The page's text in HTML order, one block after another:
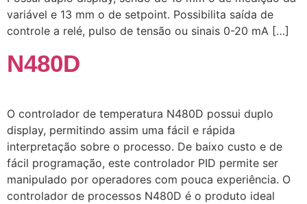
variável e 13 mm o de setpoint. Possibilita saída de
controle a relé, pulso de tensão ou sinais 0-20 mA […]
N480D
O controlador de temperatura N480D possui duplo
display, permitindo assim uma fácil e rápida
interpretação sobre o processo. De baixo custo e de
fácil programação, este controlador PID permite ser
manipulado por operadores com pouca experiência. O
controlador de processos N480D é o produto ideal